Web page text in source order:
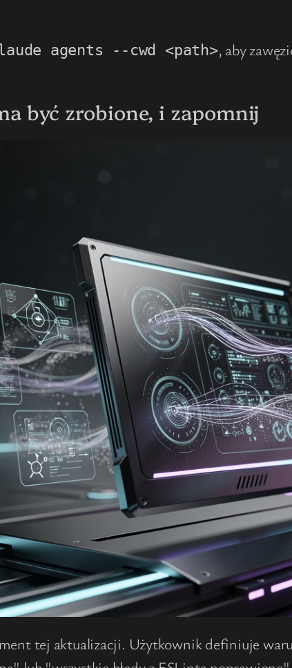
agents --cwd <path>, aby
być zrobione, i zapomnij
tej aktualizacji. Użytkownik definiuje